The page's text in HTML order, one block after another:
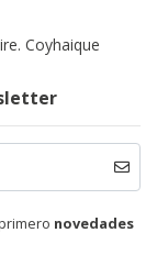
Coyhaique
novedades